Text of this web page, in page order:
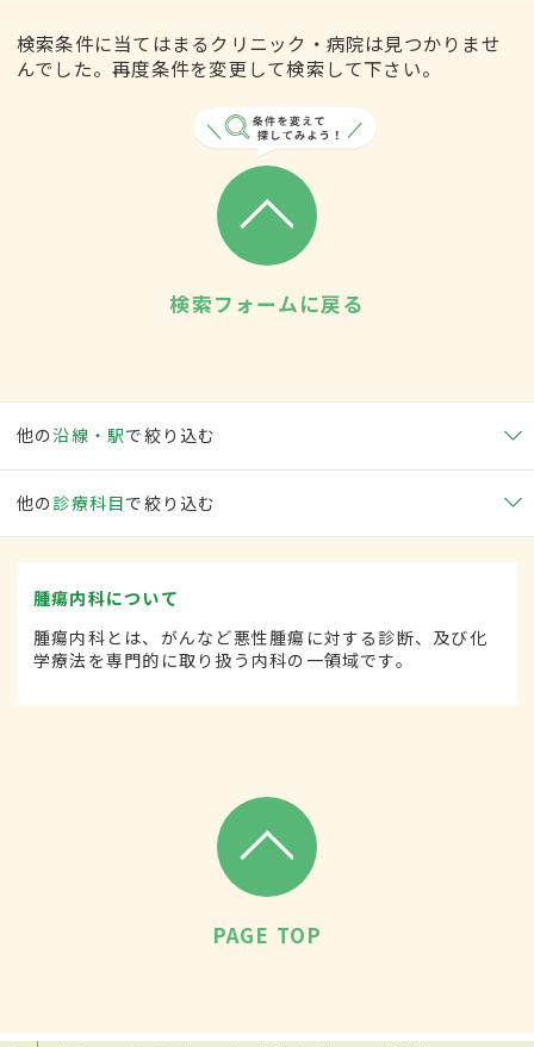
検索条件に当てはまるクリニック・病院は見つかりませ
んでした。再度条件を変更して検索して下さい。
検索フォームに戻る
他の沿線・駅で絞り込む
他の 診療科目で絞り込む
腫瘍内科について
腫瘍内科とは、がんなど悪性腫瘍に対する診断、及び化
学療法を専門的に取り扱う内科の一領域です。
PAGE TOP